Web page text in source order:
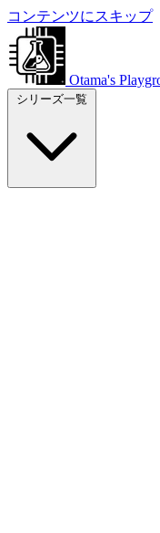
コンテンツにスキップ
Otama's